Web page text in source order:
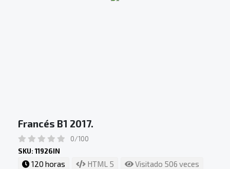
Francés B1 2017.
0/100
SKU: 11926IN
120 horas HTML 5 Visitado 506 veces